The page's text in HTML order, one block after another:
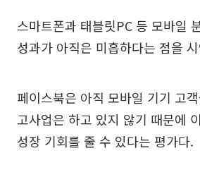
스마트폰과 태블릿PC 등 모바일
성과가 아직은 미흡하다는 점을
페이스북은 아직 모바일 기기 고
고사업은 하고 있지 않기 때문에
성장 기회를 줄 수 있다는 평가다.